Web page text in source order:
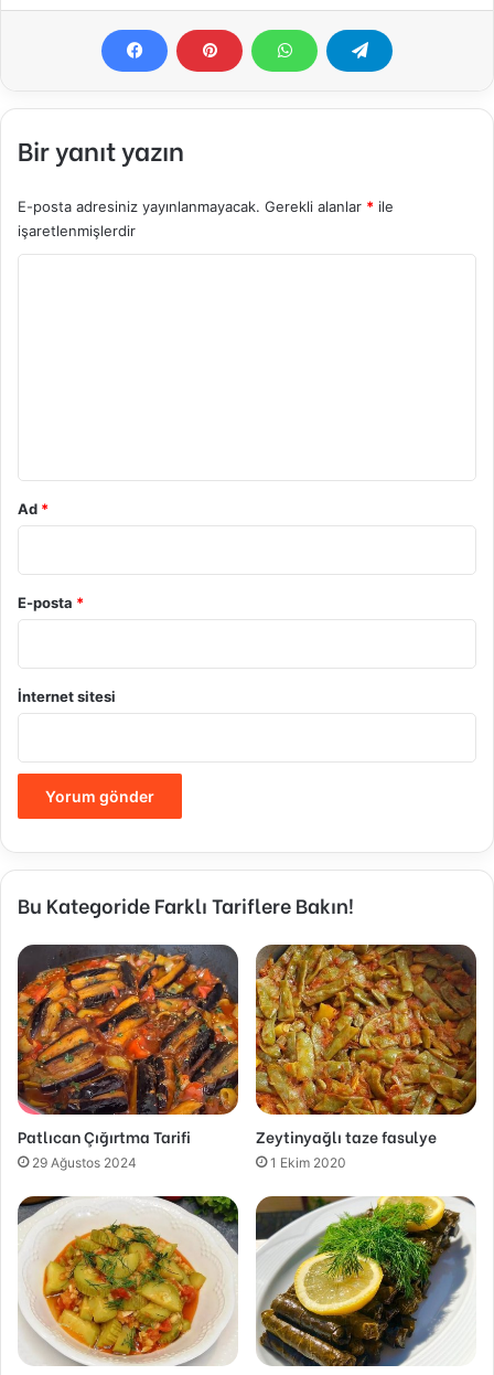
Bir yanıt yazın
E-posta adresiniz yayınlanmayacak. Gerekli alanlar * ile
işaretlenmişlerdir
Ad *
E-posta *
İnternet sitesi
Bu Kategoride Farklı Tariflere Bakın!
Patlıcan Çığırtma Tarifi
29 Ağustos 2024
Zeytinyağlı taze fasulye
1 Ekim 2020